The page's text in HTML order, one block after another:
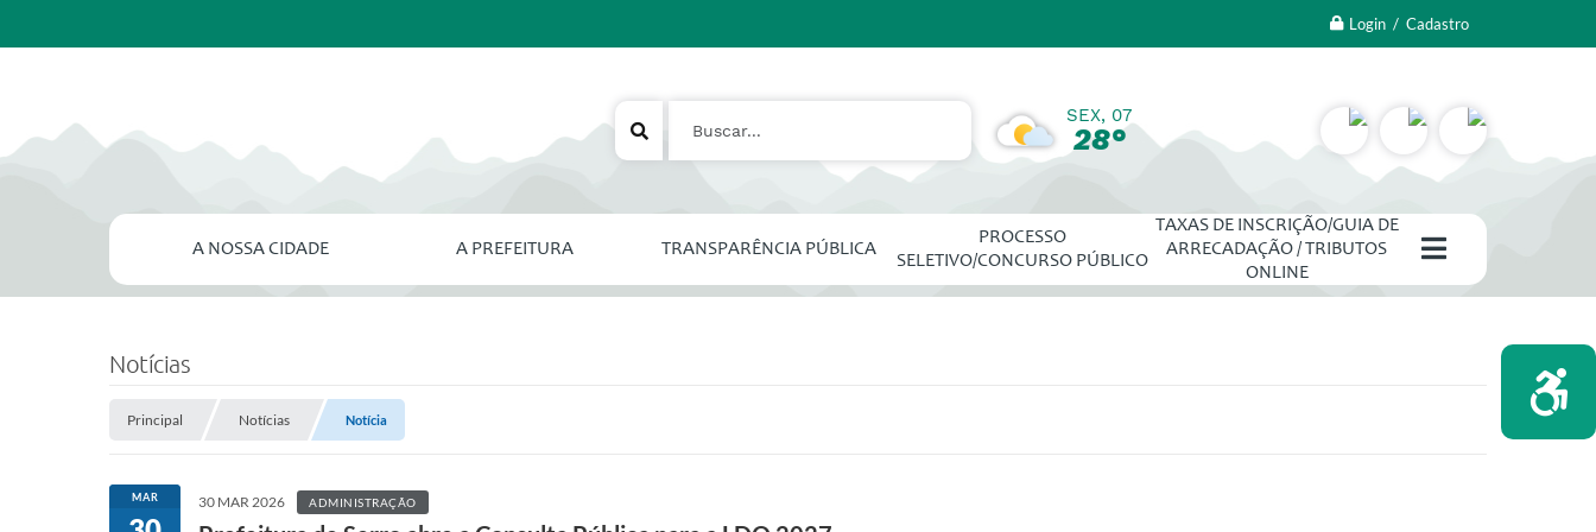
Login / Cadastro
SEX, 07
28°
A NOSSA CIDADE A PREFEITURA TRANSPARÊNCIA PÚBLICA
PROCESSO
SELETIVO/CONCURSO PÚBLICO
TAXAS DE INSCRIÇÃO/GUIA DE
ARRECADAÇÃO / TRIBUTOS
ONLINE
Notícias
Principal Notícias Notícia
MAR 30 MAR 2026 ADMINISTRAÇÃO